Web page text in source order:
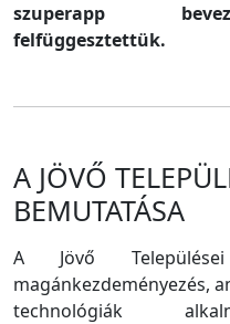
szuperapp
felfüggesztettük.
A JÖVŐ
BEMUTATÁSA
A Jövő
magánkezdeményezés,
technológiák